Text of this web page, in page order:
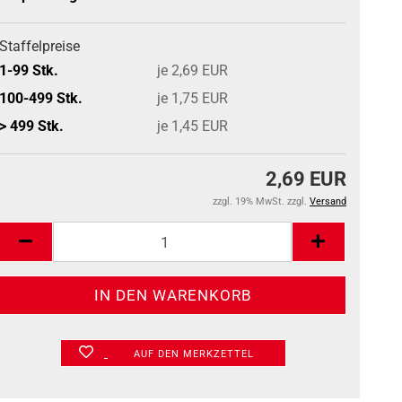
Staffelpreise
1-99 Stk.
je 2,69 EUR
100-499 Stk.
je 1,75 EUR
> 499 Stk.
je 1,45 EUR
2,69 EUR
zzgl. 19% MwSt. zzgl. Versand
AUF DEN MERKZETTEL